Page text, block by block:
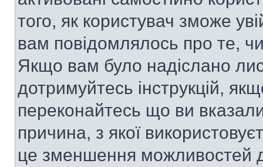
того, як користувач зможе
вам повідомлялось про те,
Якщо вам було надіслано
дотримуйтесь інструкцій,
переконайтесь що ви
причина, з якої
це зменшення можливостей